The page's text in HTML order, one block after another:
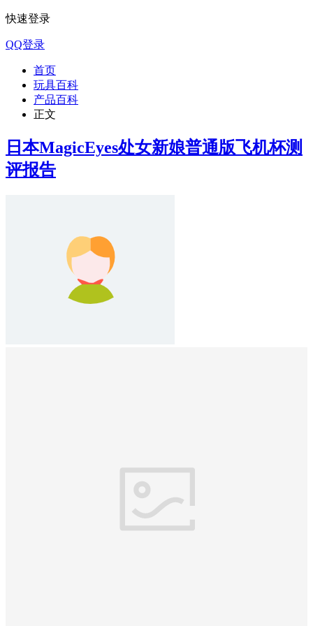
快速登录
QQ登录
首页
玩具百科
产品百科
正文
日本MagicEyes处女新娘普通版飞机杯测
评报告